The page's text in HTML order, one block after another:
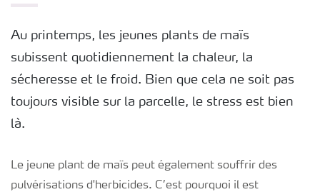
Au printemps, les jeunes plants de maïs
subissent quotidiennement la chaleur, la
sécheresse et le froid. Bien que cela ne soit pas
toujours visible sur la parcelle, le stress est bien
là.
Le jeune plant de maïs peut également souffrir des
pulvérisations d'herbicides. C’est pourquoi il est